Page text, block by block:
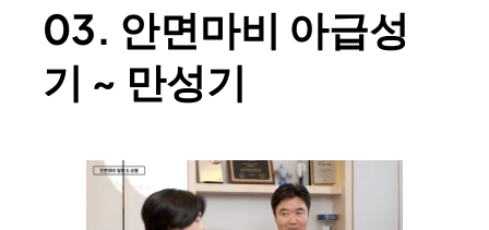
03. 안면마비 아급성
기 ~ 만성기